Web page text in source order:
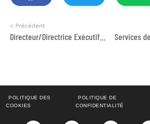
< Précédent
POLITIQUE DES
COOKIES
POLITIQUE DE
CONFIDENTIALITÉ